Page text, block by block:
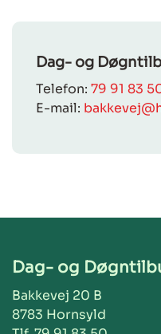
Dag- og
Telefon: 79 91 83
E-mail:
Dag- og
Bakkevej 20 B
8783 Hornsyld